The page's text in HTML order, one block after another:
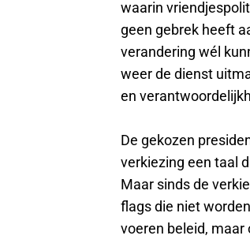
waarin
geen gebrek heeft
verandering wél
weer de dienst
en
De gekozen
verkiezing een taal
Maar sinds de
flags die niet
voeren beleid,